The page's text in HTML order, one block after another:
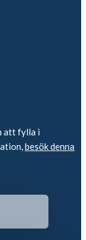
att fylla i
besök denna